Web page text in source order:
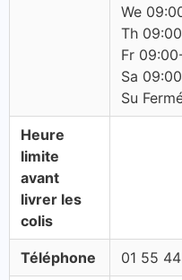
We
Th
Fr
Sa
Su
Heure
limite
avant
livrer les
colis
Téléphone 01 55